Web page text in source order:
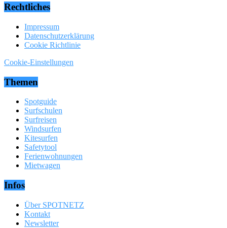
Rechtliches
Impressum
Datenschutzerklärung
Cookie Richtlinie
Cookie-Einstellungen
Themen
Spotguide
Surfschulen
Surfreisen
Windsurfen
Kitesurfen
Safetytool
Ferienwohnungen
Mietwagen
Infos
Über SPOTNETZ
Kontakt
Newsletter